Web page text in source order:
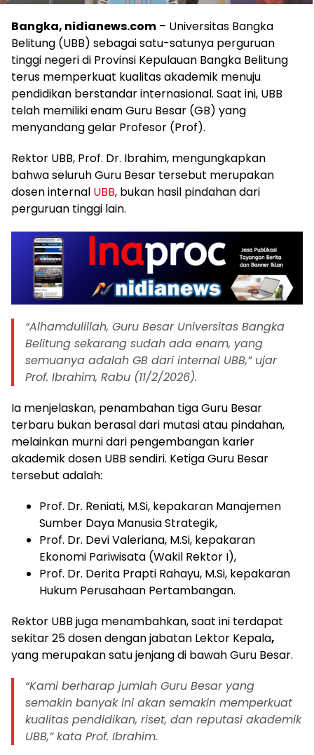
Bangka, nidianews.com – Universitas Bangka
Belitung (UBB) sebagai satu-satunya perguruan
tinggi negeri di Provinsi Kepulauan Bangka Belitung
terus memperkuat kualitas akademik menuju
pendidikan berstandar internasional. Saat ini, UBB
telah memiliki enam Guru Besar (GB) yang
menyandang gelar Profesor (Prof).
Rektor UBB, Prof. Dr. Ibrahim, mengungkapkan
bahwa seluruh Guru Besar tersebut merupakan
dosen internal UBB, bukan hasil pindahan dari
perguruan tinggi lain.
“Alhamdulillah, Guru Besar Universitas Bangka
Belitung sekarang sudah ada enam, yang
semuanya adalah GB dari internal UBB,” ujar
Prof. Ibrahim, Rabu (11/2/2026).
Ia menjelaskan, penambahan tiga Guru Besar
terbaru bukan berasal dari mutasi atau pindahan,
melainkan murni dari pengembangan karier
akademik dosen UBB sendiri. Ketiga Guru Besar
tersebut adalah:
Prof. Dr. Reniati, M.Si, kepakaran Manajemen
Sumber Daya Manusia Strategik,
Prof. Dr. Devi Valeriana, M.Si, kepakaran
Ekonomi Pariwisata (Wakil Rektor I),
Prof. Dr. Derita Prapti Rahayu, M.Si, kepakaran
Hukum Perusahaan Pertambangan.
Rektor UBB juga menambahkan, saat ini terdapat
sekitar 25 dosen dengan jabatan Lektor Kepala,
yang merupakan satu jenjang di bawah Guru Besar.
“Kami berharap jumlah Guru Besar yang
semakin banyak ini akan semakin memperkuat
kualitas pendidikan, riset, dan reputasi akademik
UBB,” kata Prof. Ibrahim.